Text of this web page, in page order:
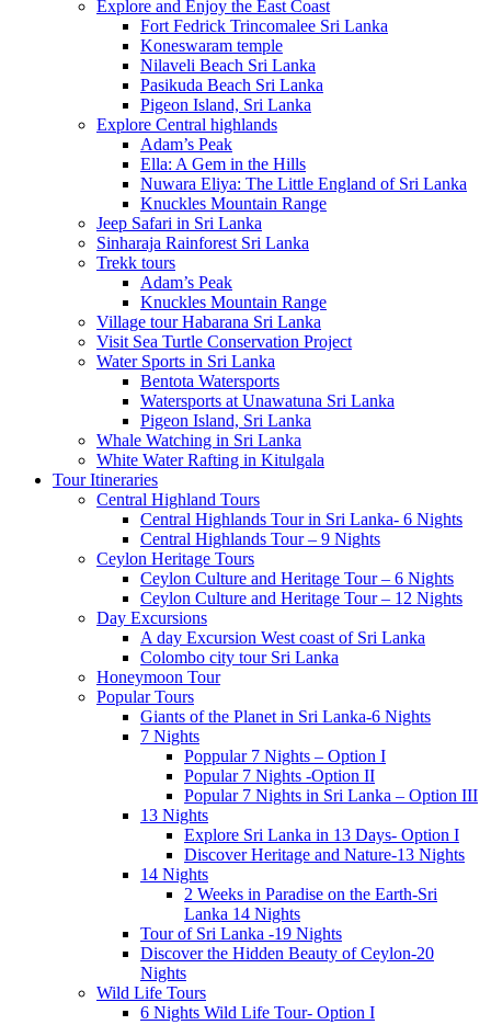
Explore and Enjoy the East Coast
Fort Fedrick Trincomalee Sri Lanka
Koneswaram temple
Nilaveli Beach Sri Lanka
Pasikuda Beach Sri Lanka
Pigeon Island, Sri Lanka
Explore Central highlands
Adam’s Peak
Ella: A Gem in the Hills
Nuwara Eliya: The Little England of Sri Lanka
Knuckles Mountain Range
Jeep Safari in Sri Lanka
Sinharaja Rainforest Sri Lanka
Trekk tours
Adam’s Peak
Knuckles Mountain Range
Village tour Habarana Sri Lanka
Visit Sea Turtle Conservation Project
Water Sports in Sri Lanka
Bentota Watersports
Watersports at Unawatuna Sri Lanka
Pigeon Island, Sri Lanka
Whale Watching in Sri Lanka
White Water Rafting in Kitulgala
Tour Itineraries
Central Highland Tours
Central Highlands Tour in Sri Lanka- 6 Nights
Central Highlands Tour – 9 Nights
Ceylon Heritage Tours
Ceylon Culture and Heritage Tour – 6 Nights
Ceylon Culture and Heritage Tour – 12 Nights
Day Excursions
A day Excursion West coast of Sri Lanka
Colombo city tour Sri Lanka
Honeymoon Tour
Popular Tours
Giants of the Planet in Sri Lanka-6 Nights
7 Nights
Poppular 7 Nights – Option I
Popular 7 Nights -Option II
Popular 7 Nights in Sri Lanka – Option III
13 Nights
Explore Sri Lanka in 13 Days- Option I
Discover Heritage and Nature-13 Nights
14 Nights
2 Weeks in Paradise on the Earth-Sri
Lanka 14 Nights
Tour of Sri Lanka -19 Nights
Discover the Hidden Beauty of Ceylon-20
Nights
Wild Life Tours
6 Nights Wild Life Tour- Option I